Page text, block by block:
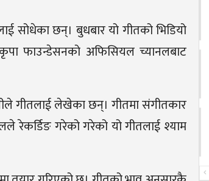
सोधेका छन्। बुधबार यो गीतको भिडियो
फाउन्डेसनको अफिसियल च्यानलबाट
गीतलाई लेखेका छन्। गीतमा संगीतकार
रेकर्डिङ गरेको गरेको यो गीतलाई श्याम